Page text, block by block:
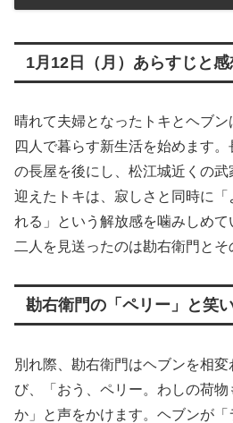
1月12日（月）あらすじと感
晴れて夫婦となったトキとヘブ
四人で暮らす新生活を始めます
の長屋を後にし、松江城近くの
迎えたトキは、寂しさと同時に
れる」という解放感を噛みしめて
二人を見送ったのは勘右衛門とそ
勘右衛門の「ペリー」と笑
別れ際、勘右衛門はヘブンを相
び、「おう、ペリー。わしの荷
か」と声をかけます。ヘブンが